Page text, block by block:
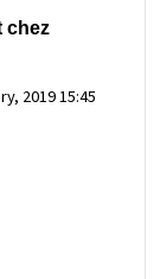
chez
2019 15:45